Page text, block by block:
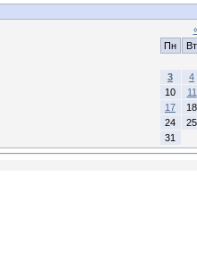
Пн
Вт
3
4
10
11
17
18
24
25
31